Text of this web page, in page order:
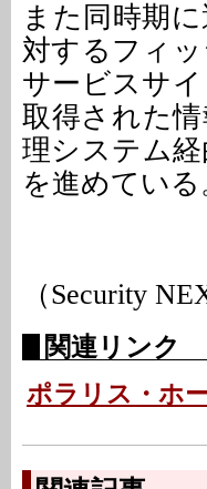
また同時期
対するフィ
サービスサ
取得された
理システム
を進めている
（Security
関連リンク
ポラリス・ホ